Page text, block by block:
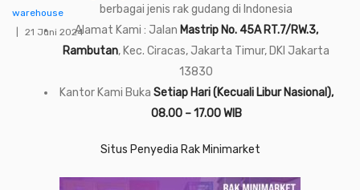
warehouse
21 Juni 2024
berbagai jenis rak gudang di Indonesia
Alamat Kami : Jalan Mastrip No. 45A RT.7/RW.3,
Rambutan, Kec. Ciracas, Jakarta Timur, DKI Jakarta
13830
Kantor Kami Buka Setiap Hari (Kecuali Libur Nasional),
08.00 – 17.00 WIB
Situs Penyedia Rak Minimarket